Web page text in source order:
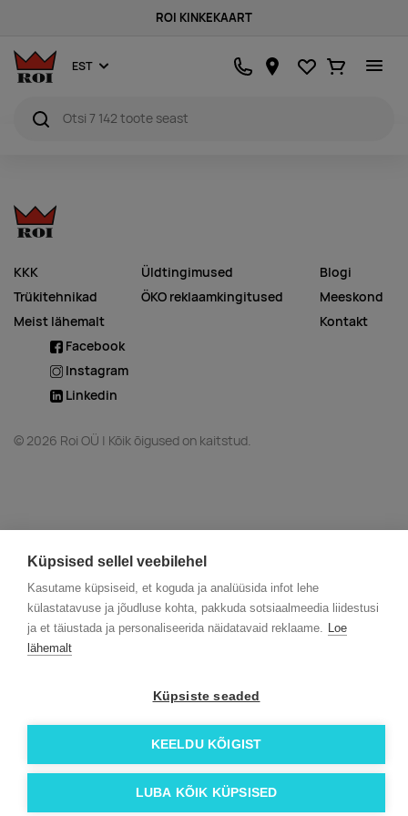
Küpsised sellel veebilehel
Kasutame küpsiseid, et koguda ja analüüsida infot lehe
külastatavuse ja jõudluse kohta, pakkuda sotsiaalmeedia liidestusi
ja et täiustada ja personaliseerida näidatavaid reklaame. Loe
lähemalt
Küpsiste seaded
KEELDU KÕIGIST
LUBA KÕIK KÜPSISED
ROI KINKEKAART
EST Lemmikud
Ostukorv
KKK
Trükitehnikad
Meist lähemalt
Üldtingimused
ÖKO reklaamkingitused
Blogi
Meeskond
Kontakt
Facebook
Instagram
Linkedin
© 2026 Roi OÜ | Kõik õigused on kaitstud.